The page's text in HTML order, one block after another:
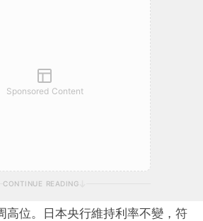
Sponsored Content
CONTINUE READING
高位。日本央行維持利率不變，符